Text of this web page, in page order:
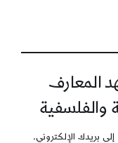
المعارف
والفلسفية
بريدك الإلكتروني.